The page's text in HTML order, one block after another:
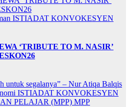
ISTIADAT KONVOKESYEN
‘TRIBUTE TO M. NASIR’
ISTIADAT KONVOKESYEN
PELAJAR (MPP) MPP